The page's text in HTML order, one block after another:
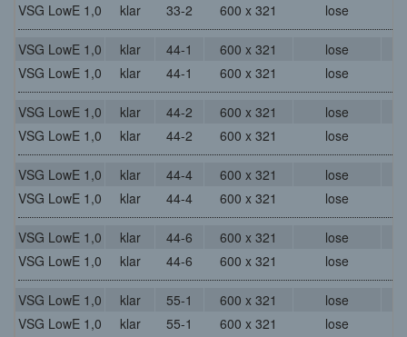
VSG LowE 1,0
klar 33-2 600 x 321 lose
VSG LowE 1,0 klar 44-1 600 x 321
lose
VSG LowE 1,0
klar 44-1 600 x 321 lose
VSG LowE 1,0 klar 44-2 600 x 321
lose
VSG LowE 1,0
klar 44-2 600 x 321 lose
VSG LowE 1,0 klar 44-4 600 x 321
lose
VSG LowE 1,0
klar 44-4 600 x 321 lose
VSG LowE 1,0 klar 44-6 600 x 321
lose
VSG LowE 1,0
klar 44-6 600 x 321 lose
VSG LowE 1,0 klar 55-1 600 x 321
lose
VSG LowE 1,0
klar 55-1 600 x 321 lose